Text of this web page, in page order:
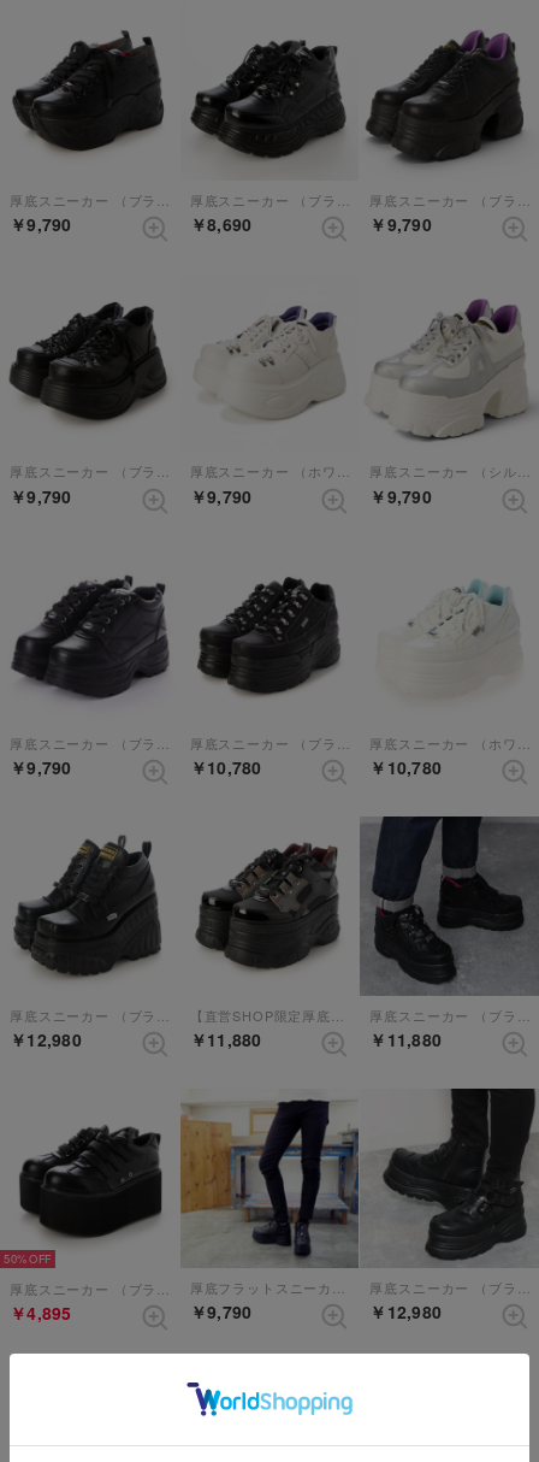
￥9,790 ￥8,690 ￥9,790
厚底スニーカー （ブラック）
￥9,790
厚底スニーカー （ホワイト）
￥9,790
厚底スニーカー （シルバーコンビ）
￥9,790
厚底スニーカー （ブラック）
￥9,790
厚底スニーカー （ブラックパープル）
￥10,780
厚底スニーカー （ホワイトコンビ）
￥10,780
￥12,980 ￥11,880 ￥11,880
50%
￥4,895 ￥9,790 ￥12,980